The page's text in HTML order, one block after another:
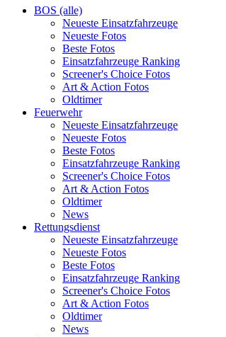
BOS (alle)
Neueste Einsatzfahrzeuge
Neueste Fotos
Beste Fotos
Einsatzfahrzeuge Ranking
Screener's Choice Fotos
Art & Action Fotos
Oldtimer
Feuerwehr
Neueste Einsatzfahrzeuge
Neueste Fotos
Beste Fotos
Einsatzfahrzeuge Ranking
Screener's Choice Fotos
Art & Action Fotos
Oldtimer
News
Rettungsdienst
Neueste Einsatzfahrzeuge
Neueste Fotos
Beste Fotos
Einsatzfahrzeuge Ranking
Screener's Choice Fotos
Art & Action Fotos
Oldtimer
News